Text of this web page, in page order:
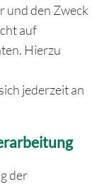
und den Zweck
auf
Hierzu
jederzeit an
der